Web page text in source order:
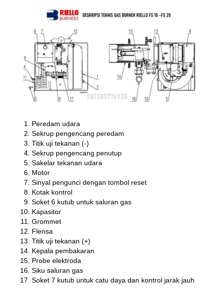
Peredam udara
Sekrup pengencang peredam
Titik uji tekanan (-)
Sekrup pengencang penutup
Sakelar tekanan udara
Motor
Sinyal pengunci dengan tombol reset
Kotak kontrol
Soket 6 kutub untuk saluran gas
Kapasitor
Grommet
Flensa
Titik uji tekanan (+)
Kepala pembakaran
Probe elektroda
Siku saluran gas
Soket 7 kutub untuk catu daya dan kontrol jarak jauh